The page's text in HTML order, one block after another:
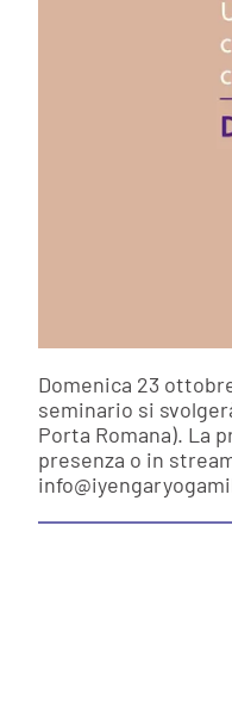
Domenica 23
seminario si
Porta Romana). La
presenza o in